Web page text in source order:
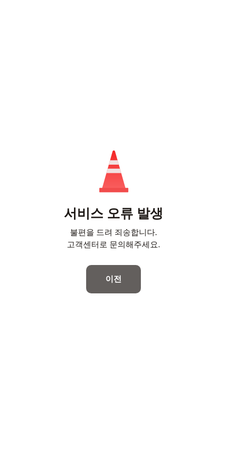
서비스 오류 발생
불편을 드려 죄송합니다.
고객센터로 문의해주세요.
이전